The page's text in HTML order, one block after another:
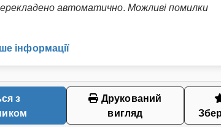
автоматично. Можливі помилки
інформації
Друкований
вигляд